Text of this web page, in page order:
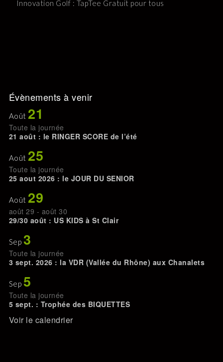
Innovation Golf : TapTee Gratuit pour tous
Évènements à venir
Août 21
Toute la journée
21 août : le RINGER SCORE de l’été
Août 25
Toute la journée
25 aout 2026 : le JOUR DU SENIOR
Août 29
août 29 - août 30
29/30 août : US KIDS à St Clair
Sep 3
Toute la journée
3 sept. 2026 : la VDR (Vallée du Rhône) aux Chanalets
Sep 5
Toute la journée
5 sept. : Trophée des BIQUETTES
Voir le calendrier